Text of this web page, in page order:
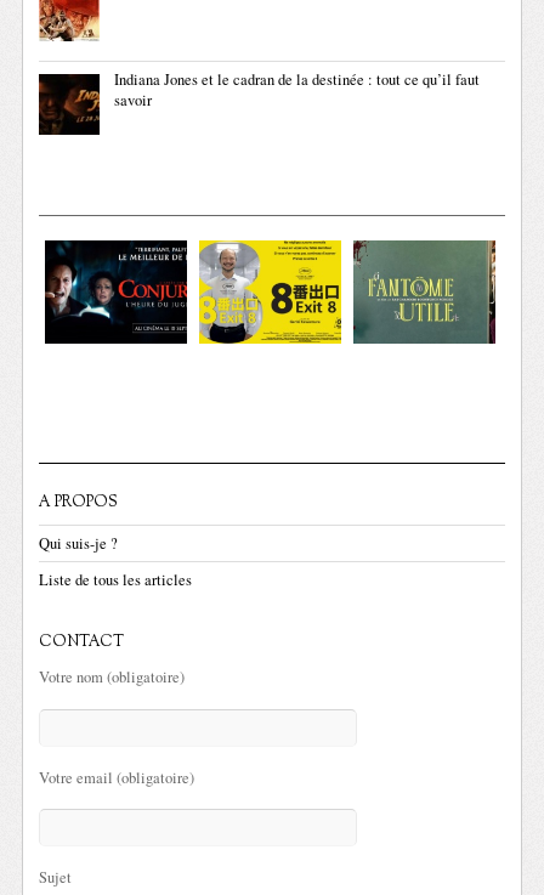
Indiana Jones et le cadran de la destinée : tout ce qu’il faut
savoir
A PROPOS
Qui suis-je ?
Liste de tous les articles
CONTACT
Votre nom (obligatoire)
Votre email (obligatoire)
Sujet